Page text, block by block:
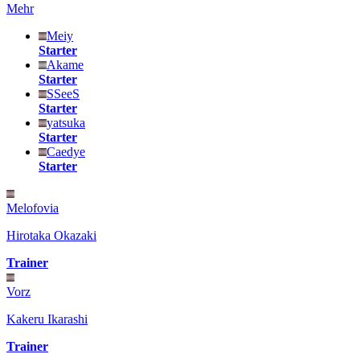
Mehr
Meiy
Starter
Akame
Starter
SSeeS
Starter
yatsuka
Starter
Caedye
Starter
Melofovia
Hirotaka Okazaki
Trainer
Vorz
Kakeru Ikarashi
Trainer